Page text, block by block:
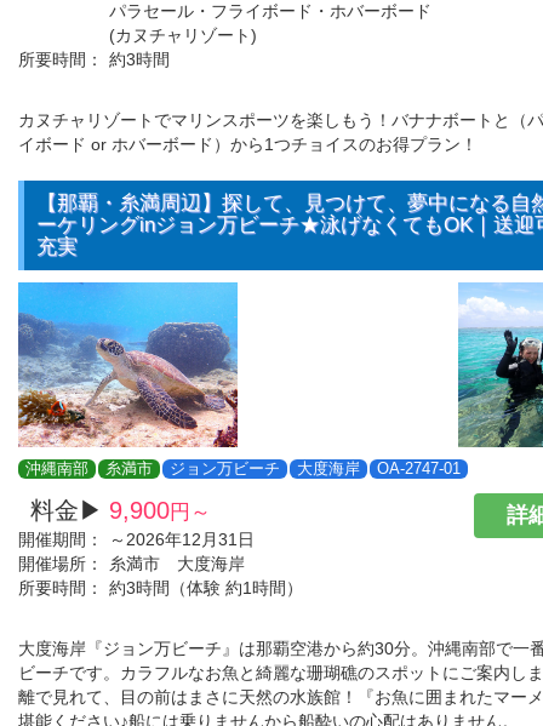
パラセール・フライボード・ホバーボード
(カヌチャリゾート)
所要時間：
約3時間
カヌチャリゾートでマリンスポーツを楽しもう！バナナボートと（
イボード or ホバーボード）から1つチョイスのお得プラン！
【那覇・糸満周辺】探して、見つけて、夢中になる自
ーケリングinジョン万ビーチ★泳げなくてもOK｜送迎
充実
沖縄南部 糸満市 ジョン万ビーチ 大度海岸 OA-2747-01
料金▶ 9,900円～
開催期間：
～2026年12月31日
開催場所：
糸満市 大度海岸
所要時間：
約3時間（体験 約1時間）
詳
大度海岸『ジョン万ビーチ』は那覇空港から約30分。沖縄南部で一
ビーチです。カラフルなお魚と綺麗な珊瑚礁のスポットにご案内し
離で見れて、目の前はまさに天然の水族館！『お魚に囲まれたマー
堪能ください♪船には乗りませんから船酔いの心配はありません。